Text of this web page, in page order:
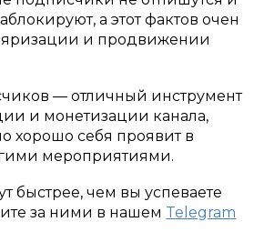
а этот фактов очен
и продвижении
— отличный инструмент
и монетизации канала,
хорошо себя проявит в
мероприятиями.
быстрее, чем вы успеваете
за ними в нашем Telegram